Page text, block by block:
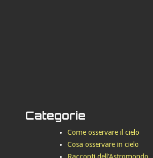
Categorie
Come osservare il cielo
Cosa osservare in cielo